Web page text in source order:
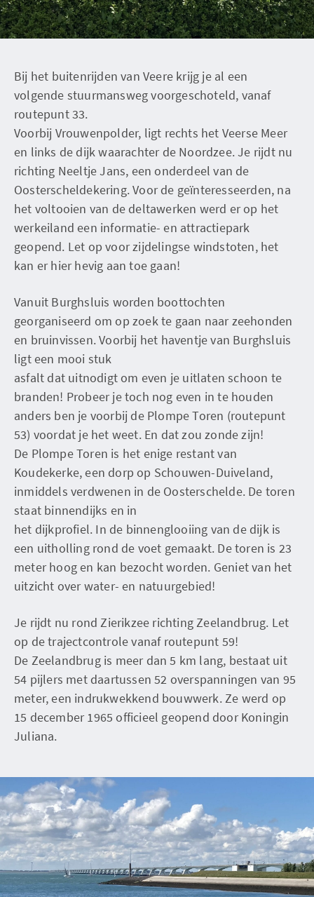
Bij het buitenrijden van Veere krijg je al een
volgende stuurmansweg voorgeschoteld, vanaf
routepunt 33.
Voorbij Vrouwenpolder, ligt rechts het Veerse Meer
en links de dijk waarachter de Noordzee. Je rijdt nu
richting Neeltje Jans, een onderdeel van de
Oosterscheldekering. Voor de geïnteresseerden, na
het voltooien van de deltawerken werd er op het
werkeiland een informatie- en attractiepark
geopend. Let op voor zijdelingse windstoten, het
kan er hier hevig aan toe gaan!
Vanuit Burghsluis worden boottochten
georganiseerd om op zoek te gaan naar zeehonden
en bruinvissen. Voorbij het haventje van Burghsluis
ligt een mooi stuk
asfalt dat uitnodigt om even je uitlaten schoon te
branden! Probeer je toch nog even in te houden
anders ben je voorbij de Plompe Toren (routepunt
53) voordat je het weet. En dat zou zonde zijn!
De Plompe Toren is het enige restant van
Koudekerke, een dorp op Schouwen-Duiveland,
inmiddels verdwenen in de Oosterschelde. De toren
staat binnendijks en in
het dijkprofiel. In de binnenglooiing van de dijk is
een uitholling rond de voet gemaakt. De toren is 23
meter hoog en kan bezocht worden. Geniet van het
uitzicht over water- en natuurgebied!
Je rijdt nu rond Zierikzee richting Zeelandbrug. Let
op de trajectcontrole vanaf routepunt 59!
De Zeelandbrug is meer dan 5 km lang, bestaat uit
54 pijlers met daartussen 52 overspanningen van 95
meter, een indrukwekkend bouwwerk. Ze werd op
15 december 1965 officieel geopend door Koningin
Juliana.